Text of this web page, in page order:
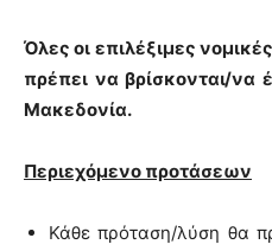
Όλες οι επιλέξιμες
πρέπει να βρίσκονται/να
Μακεδονία.
Περιεχόμενο προτάσεων
Κάθε πρόταση/λύση θα